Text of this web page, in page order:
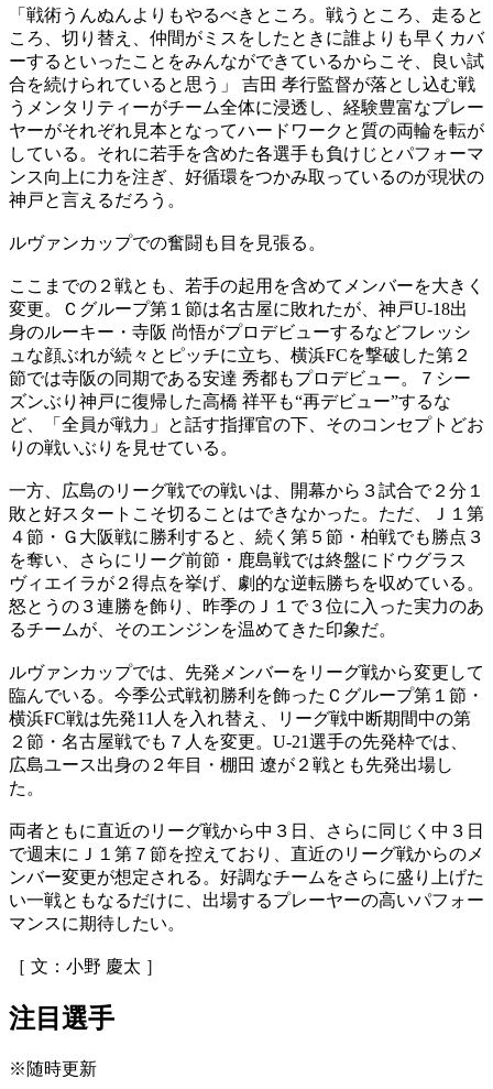
「戦術うんぬんよりもやるべきところ。戦うところ、走ると
ころ、切り替え、仲間がミスをしたときに誰よりも早くカバ
ーするといったことをみんなができているからこそ、良い試
合を続けられていると思う」 吉田 孝行監督が落とし込む戦
うメンタリティーがチーム全体に浸透し、経験豊富なプレー
ヤーがそれぞれ見本となってハードワークと質の両輪を転が
している。それに若手を含めた各選手も負けじとパフォーマ
ンス向上に力を注ぎ、好循環をつかみ取っているのが現状の
神戸と言えるだろう。
ルヴァンカップでの奮闘も目を見張る。
ここまでの２戦とも、若手の起用を含めてメンバーを大きく
変更。Ｃグループ第１節は名古屋に敗れたが、神戸U-18出
身のルーキー・寺阪 尚悟がプロデビューするなどフレッシ
ュな顔ぶれが続々とピッチに立ち、横浜FCを撃破した第２
節では寺阪の同期である安達 秀都もプロデビュー。７シー
ズンぶり神戸に復帰した高橋 祥平も“再デビュー”するな
ど、「全員が戦力」と話す指揮官の下、そのコンセプトどお
りの戦いぶりを見せている。
一方、広島のリーグ戦での戦いは、開幕から３試合で２分１
敗と好スタートこそ切ることはできなかった。ただ、Ｊ１第
４節・Ｇ大阪戦に勝利すると、続く第５節・柏戦でも勝点３
を奪い、さらにリーグ前節・鹿島戦では終盤にドウグラス
ヴィエイラが２得点を挙げ、劇的な逆転勝ちを収めている。
怒とうの３連勝を飾り、昨季のＪ１で３位に入った実力のあ
るチームが、そのエンジンを温めてきた印象だ。
ルヴァンカップでは、先発メンバーをリーグ戦から変更して
臨んでいる。今季公式戦初勝利を飾ったＣグループ第１節・
横浜FC戦は先発11人を入れ替え、リーグ戦中断期間中の第
２節・名古屋戦でも７人を変更。U-21選手の先発枠では、
広島ユース出身の２年目・棚田 遼が２戦とも先発出場し
た。
両者ともに直近のリーグ戦から中３日、さらに同じく中３日
で週末にＪ１第７節を控えており、直近のリーグ戦からのメ
ンバー変更が想定される。好調なチームをさらに盛り上げた
い一戦ともなるだけに、出場するプレーヤーの高いパフォー
マンスに期待したい。
［ 文：小野 慶太 ］
注目選手
※随時更新